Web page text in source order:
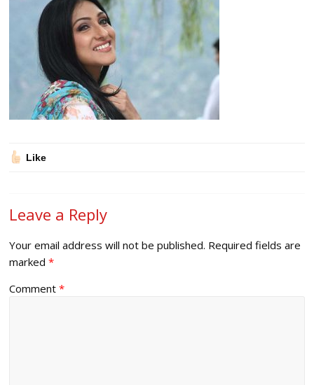
Like
Leave a Reply
Your email address will not be published. Required fields are
marked*
Comment*